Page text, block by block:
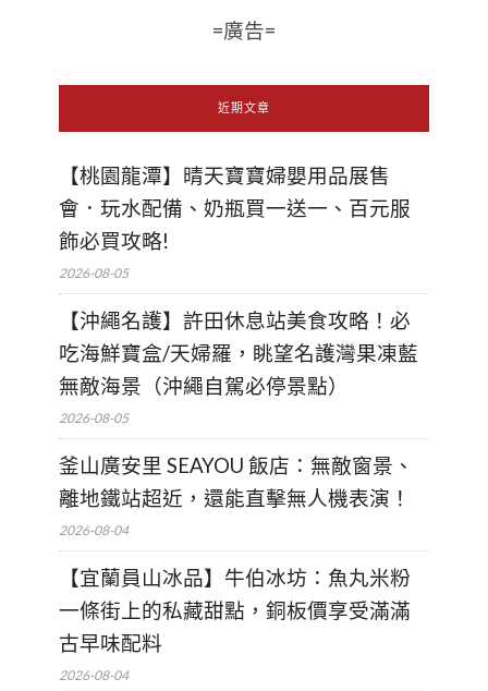
=廣告=
近期文章
【桃園龍潭】晴天寶寶婦嬰用品展售
會．玩水配備、奶瓶買一送一、百元服
飾必買攻略!
2026-08-05
【沖繩名護】許田休息站美食攻略！必
吃海鮮寶盒/天婦羅，眺望名護灣果凍藍
無敵海景（沖繩自駕必停景點）
2026-08-05
釜山廣安里 SEAYOU 飯店：無敵窗景、
離地鐵站超近，還能直擊無人機表演！
2026-08-04
【宜蘭員山冰品】牛伯冰坊：魚丸米粉
一條街上的私藏甜點，銅板價享受滿滿
古早味配料
2026-08-04